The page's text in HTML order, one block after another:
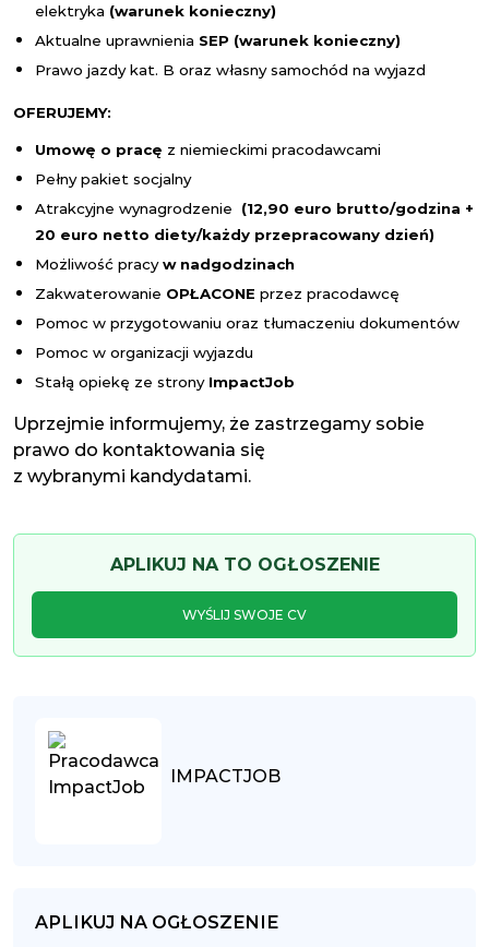
elektryka (warunek konieczny)
Aktualne uprawnienia SEP (warunek konieczny)
Prawo jazdy kat. B oraz własny samochód na wyjazd
OFERUJEMY:
Umowę o pracę z niemieckimi pracodawcami
Pełny pakiet socjalny
Atrakcyjne wynagrodzenie
(12,90 euro brutto/godzina +
20 euro netto diety/każdy przepracowany dzień)
Możliwość pracyw nadgodzinach
Zakwaterowanie OPŁACONE przez pracodawcę
Pomoc w przygotowaniu oraz tłumaczeniu dokumentów
Pomoc w organizacji wyjazdu
Stałą opiekę ze strony ImpactJob
Uprzejmie informujemy, że zastrzegamy sobie
prawo do kontaktowania się
z wybranymi kandydatami.
APLIKUJ NA TO OGŁOSZENIE
WYŚLIJ SWOJE CV
IMPACTJOB
APLIKUJ NA OGŁOSZENIE